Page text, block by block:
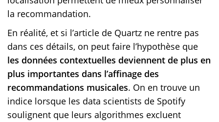
la recommandation.
En réalité, et si l’article de Quartz ne rentre pas
dans ces détails, on peut faire l’hypothèse que
les données contextuelles deviennent de plus en
plus importantes dans l’affinage des
recommandations musicales. On en trouve un
indice lorsque les data scientists de Spotify
soulignent que leurs algorithmes excluent